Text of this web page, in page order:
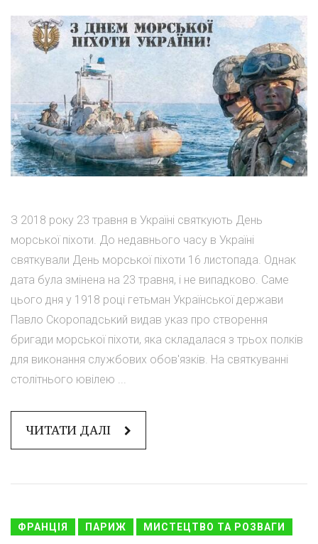
З 2018 року 23 травня в Україні святкують День
морської піхоти. До недавнього часу в Україні
святкували День морської піхоти 16 листопада. Однак
дата була змінена на 23 травня, і не випадково. Саме
цього дня у 1918 році гетьман Української держави
Павло Скоропадський видав указ про створення
бригади морської піхоти, яка складалася з трьох полків
для виконання службових обов'язків. На святкуванні
столітнього ювілею ...
ЧИТАТИ ДАЛІ
ФРАНЦІЯ ПАРИЖ МИСТЕЦТВО ТА РОЗВАГИ